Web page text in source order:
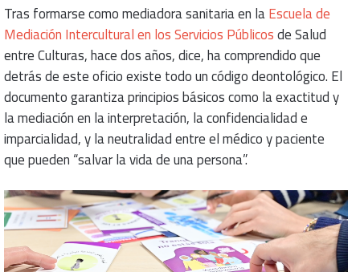
Tras formarse como mediadora sanitaria en laEscuela de
Mediación Intercultural en los Servicios Públicosde Salud
entre Culturas, hace dos años, dice, ha comprendido que
detrás de este oficio existe todo un código deontológico. El
documento garantiza principios básicos como la exactitud y
la mediación en la interpretación, la confidencialidad e
imparcialidad, y la neutralidad entre el médico y paciente
que pueden “salvar la vida de una persona”.